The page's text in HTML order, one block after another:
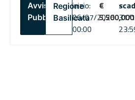
Avviso
Pubblico
Regione
Basilicata
inizio:
06/07/2026
00:00
€
5,500,000
31/